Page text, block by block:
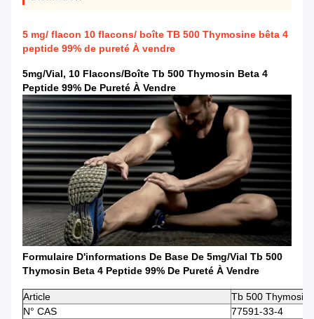
5 mg/ flacon 10 flacons/ boîte TB 500 Thymosine bêta 4
peptide 99% de pureté À vendre
5mg/Vial, 10 Flacons/boîte Tb 500 Thymosin Beta 4
Peptide 99% De Pureté À Vendre
Formulaire D'informations De Base De 5mg/Vial Tb 500
Thymosin Beta 4 Peptide 99% De Pureté À Vendre
Article
Tb 500 Thymosin
N° CAS
77591-33-4